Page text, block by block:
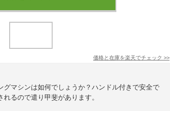
価格と在庫を楽天でチェック >>
グマシンは如何でしょうか？ハンドル付きで安全で
るので遣り甲斐があります。